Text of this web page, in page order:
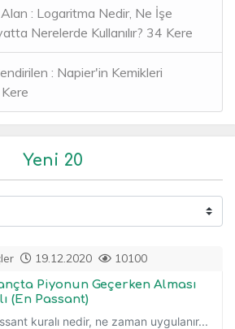
: Logaritma Nedir, Ne İşe
Nerelerde Kullanılır? 34 Kere
: Napier'in Kemikleri
Yeni 20
19.12.2020 10100
Piyonun Geçerken Alması
(En Passant)
kuralı nedir, ne zaman uygulanır...